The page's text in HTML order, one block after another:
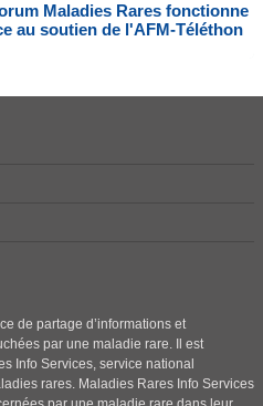
Maladies Rares fonctionne
au soutien de l'AFM-Téléthon
de partage d’informations et
par une maladie rare. Il est
Info Services, service national
rares. Maladies Rares Info Services